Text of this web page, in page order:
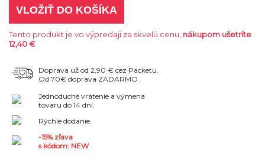
VLOŽIŤ DO KOŠÍKA
Tento produkt je vo výpredaji za skvelú cenu, nákupom ušetríte
12,40 €
Doprava už od 2,90 € cez Packetu.
Od 70€ doprava ZADARMO.
Jednoduché vrátenie a výmena
tovaru do 14 dní.
Rýchle dodanie.
-15% zľava
s kódom: NEW